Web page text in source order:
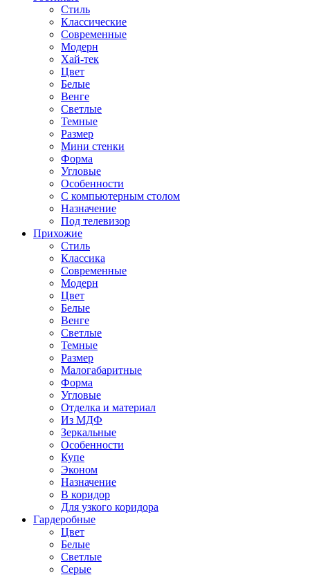
Стиль
Классические
Современные
Модерн
Хай-тек
Цвет
Белые
Венге
Светлые
Темные
Размер
Мини стенки
Форма
Угловые
Особенности
С компьютерным столом
Назначение
Под телевизор
Прихожие
Стиль
Классика
Современные
Модерн
Цвет
Белые
Венге
Светлые
Темные
Размер
Малогабаритные
Форма
Угловые
Отделка и материал
Из МДФ
Зеркальные
Особенности
Купе
Эконом
Назначение
В коридор
Для узкого коридора
Гардеробные
Цвет
Белые
Светлые
Серые